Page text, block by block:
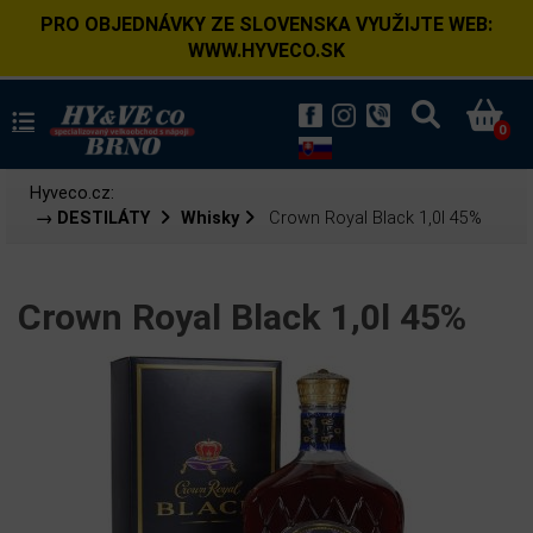
PRO OBJEDNÁVKY ZE SLOVENSKA VYUŽIJTE WEB:
WWW.HYVECO.SK
0
Hyveco.cz:
→ DESTILÁTY
Whisky Crown Royal Black 1,0l 45%
Crown Royal Black 1,0l 45%